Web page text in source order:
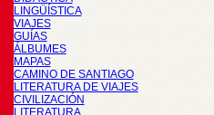
LINGÜÍSTICA
VIAJES
GUÍAS
ÁLBUMES
MAPAS
CAMINO DE SANTIAGO
LITERATURA DE VIAJES
CIVILIZACIÓN
LITERATURA